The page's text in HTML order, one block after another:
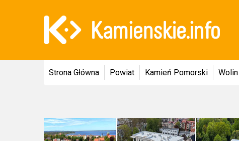
Strona Główna Powiat Kamień Pomorski Wolin